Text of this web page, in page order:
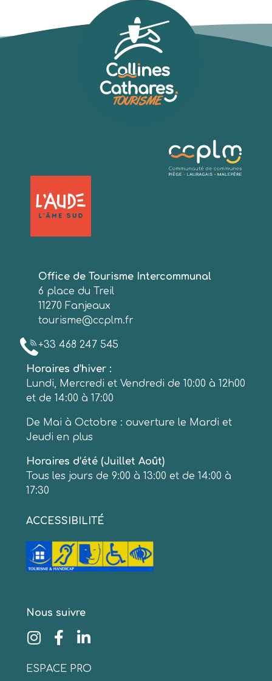
Office de Tourisme Intercommunal
6 place du Treil
11270 Fanjeaux
tourisme@ccplm.fr
+33 468 247 545
Horaires d’hiver :
Lundi, Mercredi et Vendredi de 10:00 à 12h00
et de 14:00 à 17:00
De Mai à Octobre : ouverture le Mardi et
Jeudi en plus
Horaires d’été (Juillet Août)
Tous les jours de 9:00 à 13:00 et de 14:00 à
17:30
ACCESSIBILITÉ
Nous suivre
ESPACE PRO